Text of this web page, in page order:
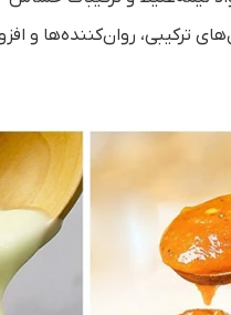
ترکیبی، روان‌کننده‌ها و